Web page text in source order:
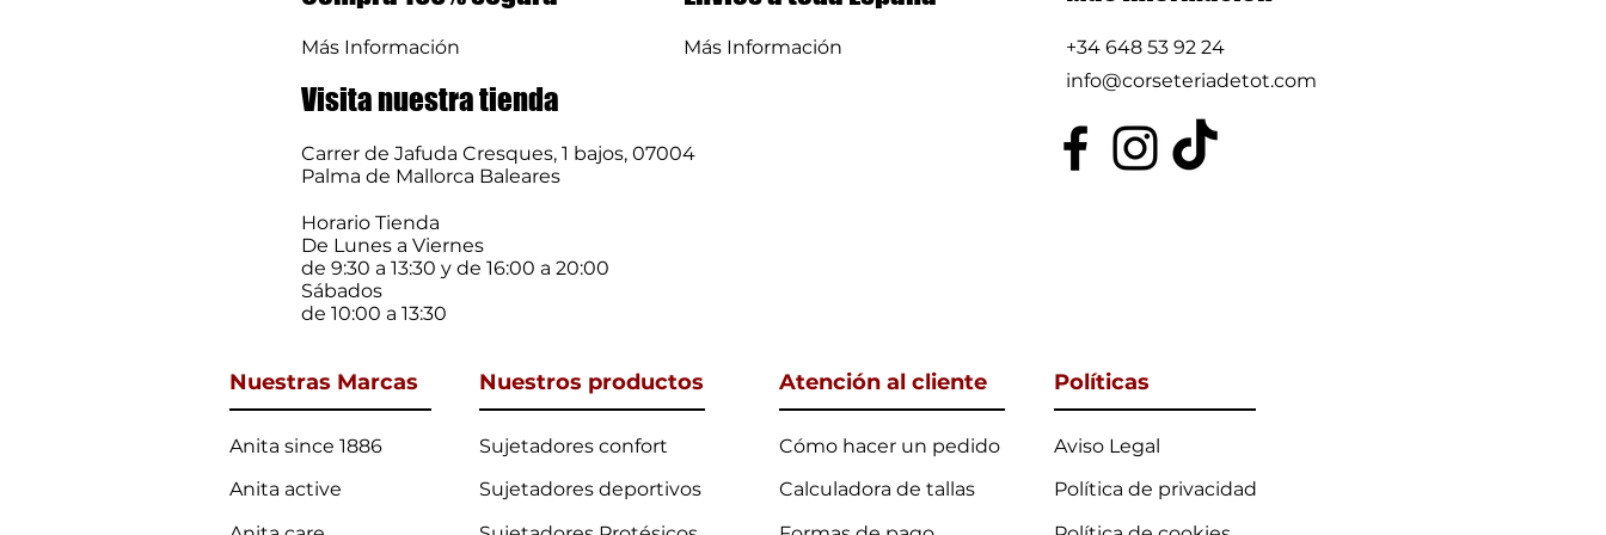
Más Información Más Información
Visita nuestra tienda
Carrer de Jafuda Cresques, 1 bajos, 07004
Palma de Mallorca Baleares
Horario Tienda
De Lunes a Viernes
de 9:30 a 13:30 y de 16:00 a 20:00
Sábados
de 10:00 a 13:30
+34 648 53 92 24
info@corseteriadetot.com
Nuestras Marcas
Anita since 1886
Anita active
Nuestros productos
Sujetadores confort
Sujetadores deportivos
Atención al cliente Políticas
Cómo hacer un pedido
Aviso Legal
Calculadora de tallas
Política de privacidad